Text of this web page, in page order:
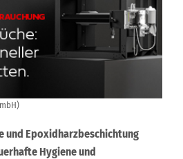
und Epoxidharzbeschichtung
Hygiene und